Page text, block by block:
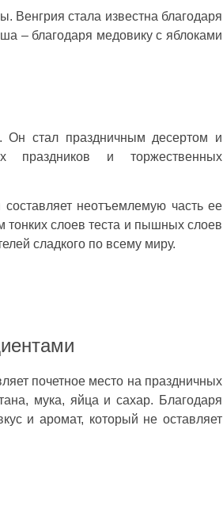
Венгрия стала известна благодаря
– благодаря медовику с яблоками
Он стал праздничным десертом и
праздников и торжественных
неотъемлемую часть ее
тонких слоев теста и пышных слоев
сладкого по всему миру.
почетное место на праздничных
мука, яйца и сахар. Благодаря
и аромат, который не оставляет